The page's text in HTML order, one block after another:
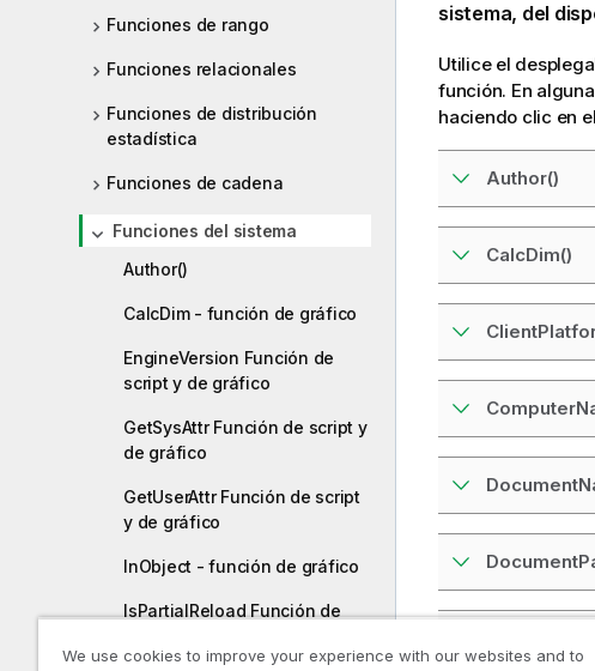
Funciones de rango
Funciones relacionales
Funciones de distribución
estadística
Funciones de cadena
Funciones del sistema
Author()
CalcDim - función de gráfico
EngineVersion Función de
script y de gráfico
GetSysAttr Función de script y
de gráfico
GetUserAttr Función de script
y de gráfico
InObject - función de gráfico
IsPartialReload Función de
sistema, del
Utilice el
función. En
haciendo clic en
Author()
CalcDim()
We use cookies to improve your experience with our websites and to